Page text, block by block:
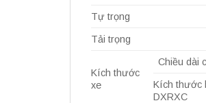
Tự trọng
Tải trọng
Kích thước
xe
Chiều dài
Kích thước
DXRXC